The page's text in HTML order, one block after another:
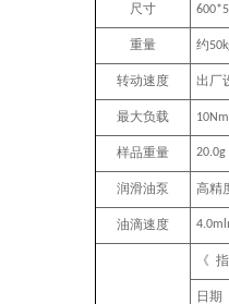
尺寸
重量 约
转动速度 出厂
最大负载 10Nm
样品重量 20.0g
润滑油泵 高精
油滴速度
《
日期